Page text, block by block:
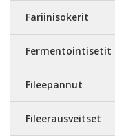
Fariinisokerit
Fermentointisetit
Fileepannut
Fileerausveitset